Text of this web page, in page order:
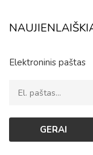
Elektroninis paštas